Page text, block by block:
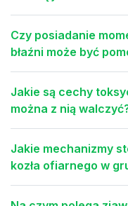
Czy posiadanie
błaźni może być
Jakie są cechy
można z nią
Jakie mechanizmy
kozła ofiarnego w